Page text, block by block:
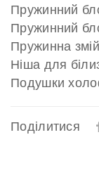
Пружинний
Пружинний
Пружинна
Ніша для
Подушки
Поділитися